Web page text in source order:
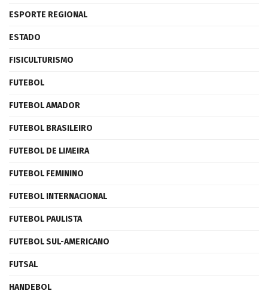
ESPORTE REGIONAL
ESTADO
FISICULTURISMO
FUTEBOL
FUTEBOL AMADOR
FUTEBOL BRASILEIRO
FUTEBOL DE LIMEIRA
FUTEBOL FEMININO
FUTEBOL INTERNACIONAL
FUTEBOL PAULISTA
FUTEBOL SUL-AMERICANO
FUTSAL
HANDEBOL